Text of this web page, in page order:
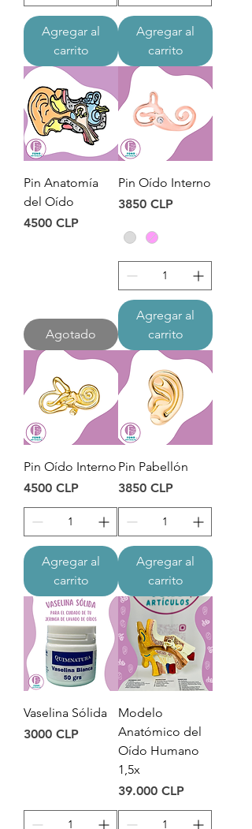
Agregar al
carrito
Agregar al
carrito
Pin Anatomía
del Oído
Precio
4500 CLP
Agotado
Pin Oído Interno
Precio
3850 CLP
Agregar al
carrito
Pin Oído Interno
Precio
4500 CLP
Agregar al
carrito
Pin Pabellón
Precio
3850 CLP
Agregar al
carrito
Vaselina Sólida
Precio
3000 CLP
Modelo
Anatómico del
Oído Humano
1,5x
Precio
39.000 CLP